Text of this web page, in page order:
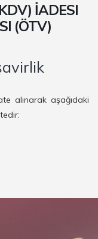
İADESI
(ÖTV)
alınarak aşağıdaki